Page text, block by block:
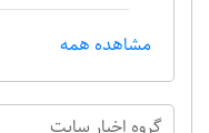
مشاهده همه
گروه اخبار سايت